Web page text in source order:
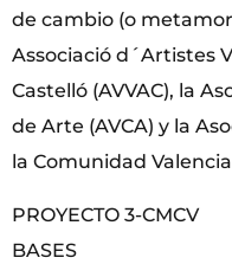
de cambio (o
Associació d´Artistes
Castelló (AVVAC), la
de Arte (AVCA) y la
la Comunidad
PROYECTO 3-CMCV
BASES